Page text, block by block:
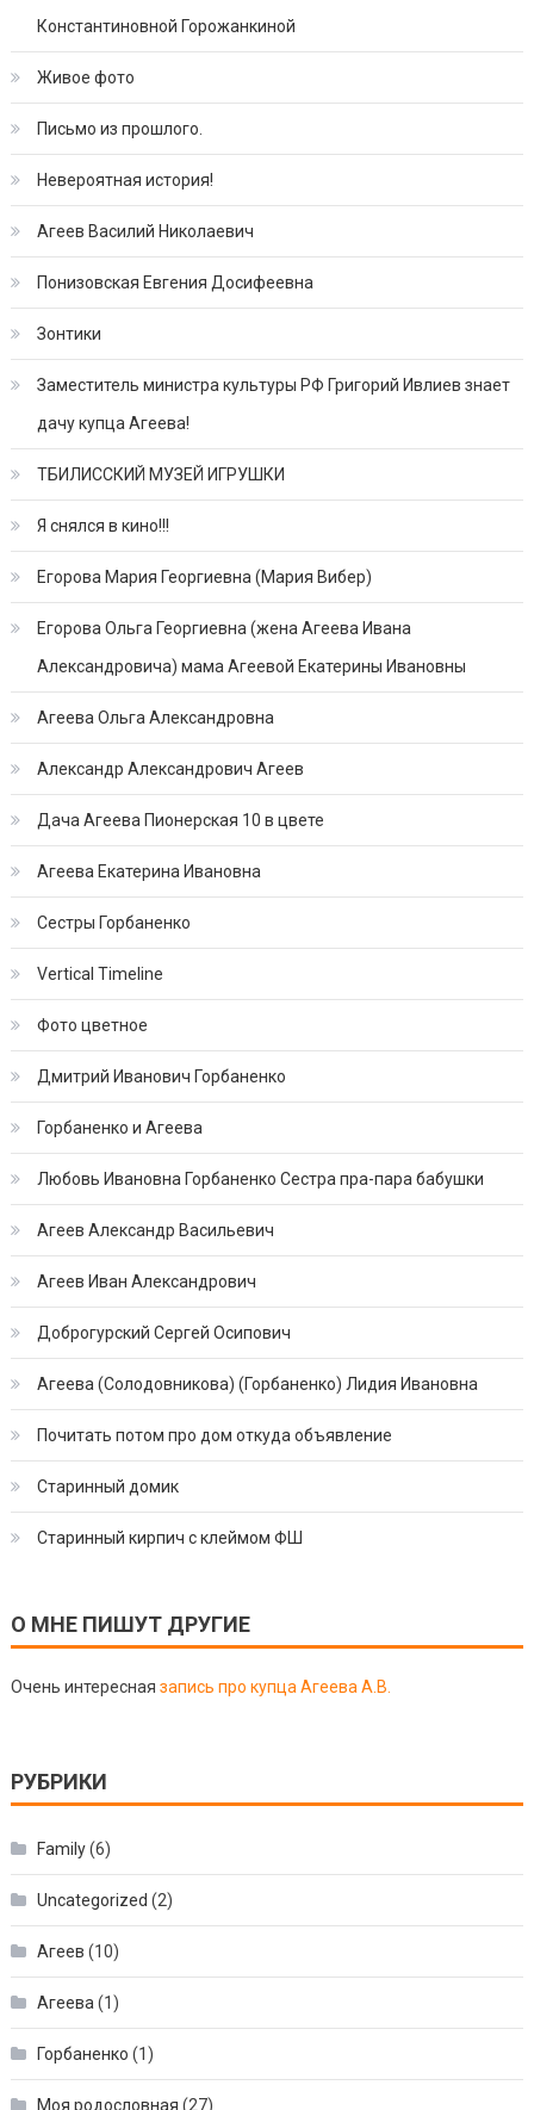
Константиновной Горожанкиной
Живое фото
Письмо из прошлого.
Невероятная история!
Агеев Василий Николаевич
Понизовская Евгения Досифеевна
Зонтики
Заместитель министра культуры РФ Григорий Ивлиев знает
дачу купца Агеева!
ТБИЛИССКИЙ МУЗЕЙ ИГРУШКИ
Я снялся в кино!!!
Егорова Мария Георгиевна (Мария Вибер)
Егорова Ольга Георгиевна (жена Агеева Ивана
Александровича) мама Агеевой Екатерины Ивановны
Агеева Ольга Александровна
Александр Александрович Агеев
Дача Агеева Пионерская 10 в цвете
Агеева Екатерина Ивановна
Сестры Горбаненко
Vertical Timeline
Фото цветное
Дмитрий Иванович Горбаненко
Горбаненко и Агеева
Любовь Ивановна Горбаненко Сестра пра-пара бабушки
Агеев Александр Васильевич
Агеев Иван Александрович
Доброгурский Сергей Осипович
Агеева (Солодовникова) (Горбаненко) Лидия Ивановна
Почитать потом про дом откуда объявление
Старинный домик
Старинный кирпич с клеймом ФШ
О МНЕ ПИШУТ ДРУГИЕ
Очень интересная запись про купца Агеева А.В.
РУБРИКИ
Family(6)
Uncategorized (2)
Агеев (10)
Агеева (1)
Горбаненко (1)
Моя родословная (27)